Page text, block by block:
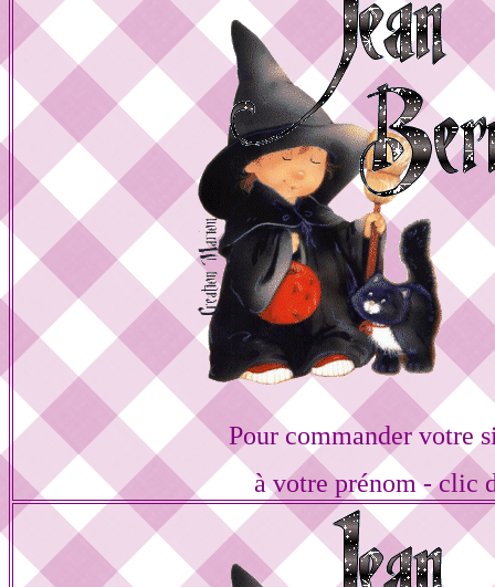
Pour commander votre
à votre prénom - clic